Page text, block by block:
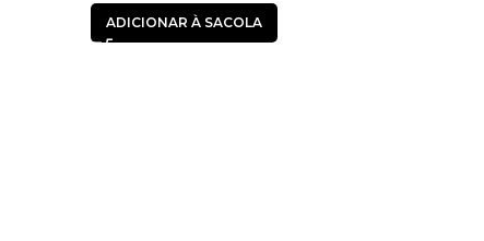
ADICIONAR À SACOLA